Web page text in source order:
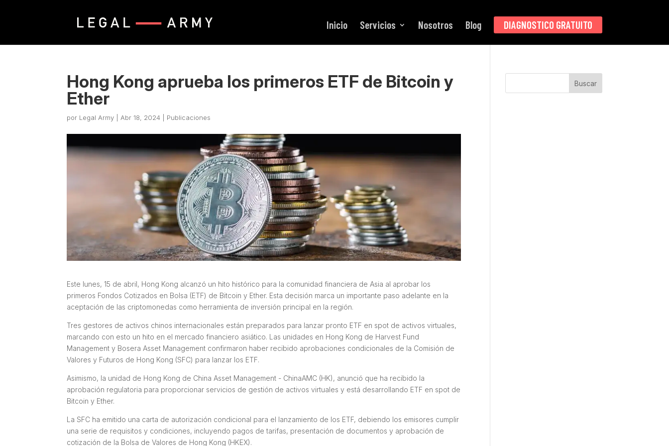
Inicio Servicios Nosotros Blog DIAGNOSTICO GRATUITO
Hong Kong aprueba los primeros ETF de Bitcoin y
Ether
por Legal Army Abr 18, 2024 Publicaciones
Este lunes, 15 de abril, Hong Kong alcanzó un hito histórico para la comunidad financiera de Asia al aprobar los
primeros Fondos Cotizados en Bolsa (ETF) de Bitcoin y Ether. Esta decisión marca un importante paso adelante en la
aceptación de las criptomonedas como herramienta de inversión principal en la región.
Tres gestores de activos chinos internacionales están preparados para lanzar pronto ETF en spot de activos virtuales,
marcando con esto un hito en el mercado financiero asiático. Las unidades en Hong Kong de Harvest Fund
Management y Bosera Asset Management confirmaron haber recibido aprobaciones condicionales de la Comisión de
Valores y Futuros de Hong Kong (SFC) para lanzar los ETF.
Asimismo, la unidad de Hong Kong de China Asset Management - ChinaAMC (HK), anunció que ha recibido la
aprobación regulatoria para proporcionar servicios de gestión de activos virtuales y está desarrollando ETF en spot de
Bitcoin y Ether.
La SFC ha emitido una carta de autorización condicional para el lanzamiento de los ETF, debiendo los emisores cumplir
una serie de requisitos y condiciones, incluyendo pagos de tarifas, presentación de documentos y aprobación de
cotización de la Bolsa de Valores de Hong Kong (HKEX).
Buscar